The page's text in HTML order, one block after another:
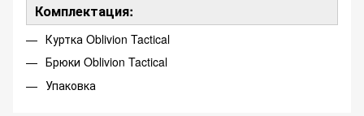
Комплектация:
Куртка Oblivion Tactical
Брюки Oblivion Tactical
Упаковка